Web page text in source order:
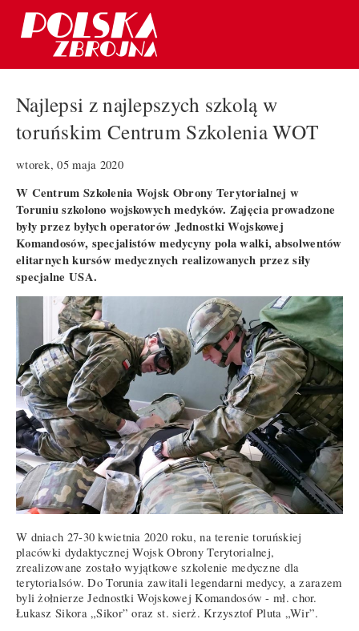
Najlepsi z najlepszych szkolą w
toruńskim Centrum Szkolenia WOT
wtorek, 05 maja 2020
W Centrum Szkolenia Wojsk Obrony Terytorialnej w
Toruniu szkolono wojskowych medyków. Zajęcia prowadzone
były przez byłych operatorów Jednostki Wojskowej
Komandosów, specjalistów medycyny pola walki, absolwentów
elitarnych kursów medycznych realizowanych przez siły
specjalne USA.
W dniach 27-30 kwietnia 2020 roku, na terenie toruńskiej
placówki dydaktycznej Wojsk Obrony Terytorialnej,
zrealizowane zostało wyjątkowe szkolenie medyczne dla
terytorialsów. Do Torunia zawitali legendarni medycy, a zarazem
byli żołnierze Jednostki Wojskowej Komandosów - mł. chor.
Łukasz Sikora „Sikor” oraz st. sierż. Krzysztof Pluta „Wir”.